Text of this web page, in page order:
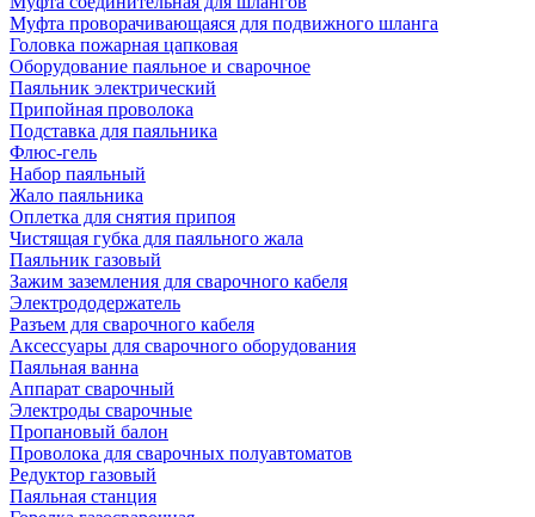
Муфта проворачивающаяся для подвижного шланга
Головка пожарная цапковая
Оборудование паяльное и сварочное
Паяльник электрический
Припойная проволока
Подставка для паяльника
Флюс-гель
Набор паяльный
Жало паяльника
Оплетка для снятия припоя
Чистящая губка для паяльного жала
Паяльник газовый
Зажим заземления для сварочного кабеля
Электрододержатель
Разъем для сварочного кабеля
Аксессуары для сварочного оборудования
Паяльная ванна
Аппарат сварочный
Электроды сварочные
Пропановый балон
Проволока для сварочных полуавтоматов
Редуктор газовый
Паяльная станция